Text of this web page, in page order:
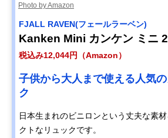
Photo by Amazon
FJALL RAVEN(フェールラーベン)
Kanken Mini カンケン ミニ
税込み12,044円（Amazon）
子供から大人まで使える人気
ク
日本生まれのビニロンという丈夫な素
クトなリュックです。